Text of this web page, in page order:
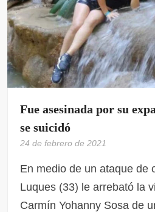
Fue asesinada por su
se suicidó
24 de febrero de 2021
En medio de un ataque de
Luques (33) le arrebató la
Carmín Yohanny Sosa de